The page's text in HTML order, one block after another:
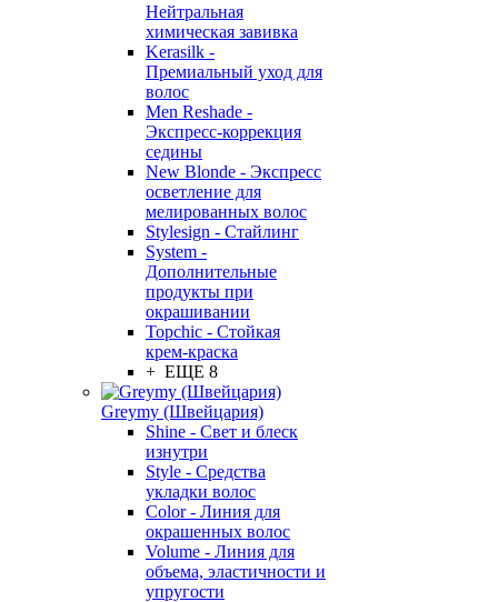
Нейтральная
химическая завивка
Kerasilk -
Премиальный уход для
волос
Men Reshade -
Экспресс-коррекция
седины
New Blonde - Экспресс
осветление для
мелированных волос
Stylesign - Стайлинг
System -
Дополнительные
продукты при
окрашивании
Topchic - Стойкая
крем-краска
+ ЕЩЕ 8
Greymy (Швейцария)
Shine - Свет и блеск
изнутри
Style - Средства
укладки волос
Color - Линия для
окрашенных волос
Volume - Линия для
объема, эластичности и
упругости